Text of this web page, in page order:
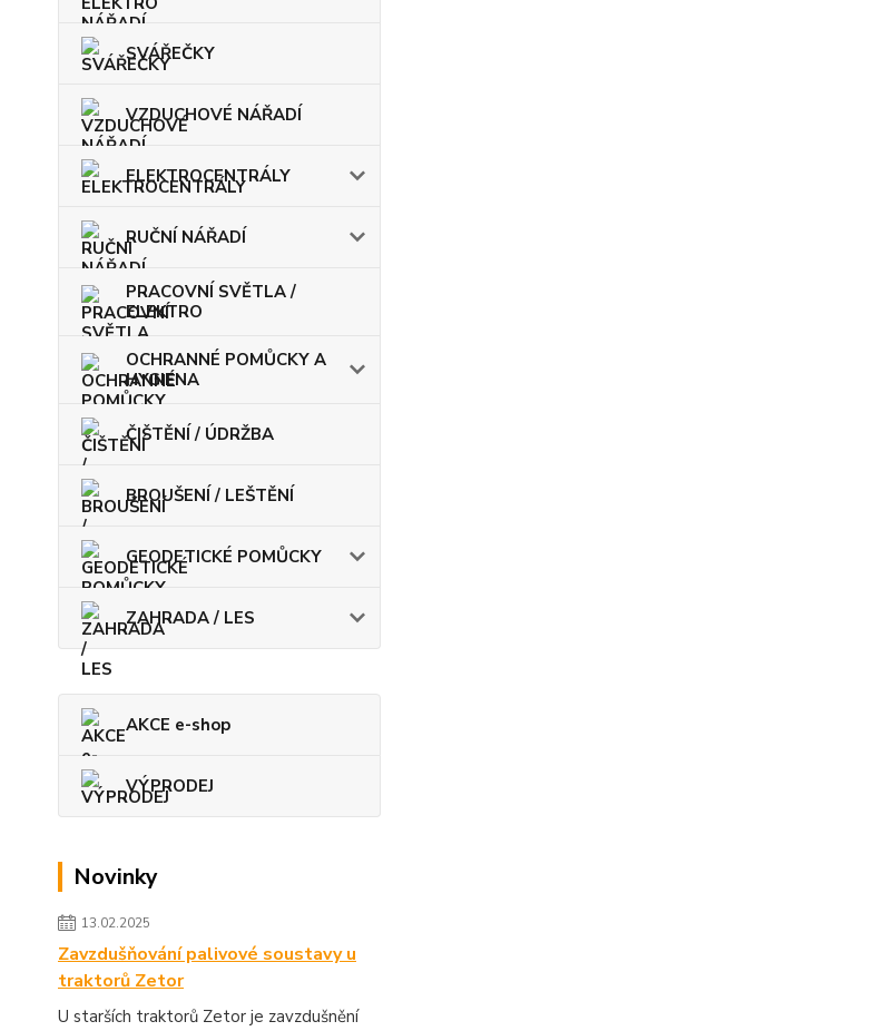
SVÁŘEČKY
VZDUCHOVÉ NÁŘADÍ
ELEKTROCENTRÁLY
RUČNÍ NÁŘADÍ
PRACOVNÍ SVĚTLA /
ELEKTRO
OCHRANNÉ POMŮCKY A
HYGIENA
ČIŠTĚNÍ / ÚDRŽBA
BROUŠENÍ / LEŠTĚNÍ
GEODETICKÉ POMŮCKY
ZAHRADA / LES
AKCE e-shop
VÝPRODEJ
Novinky
13.02.2025
Zavzdušňování palivové soustavy u
traktorů Zetor
U starších traktorů Zetor je zavzdušnění